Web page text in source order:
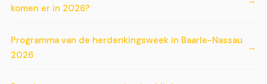
komen er in 2026?
Programma van de herdenkingsweek in Baarle-Nassau
2026